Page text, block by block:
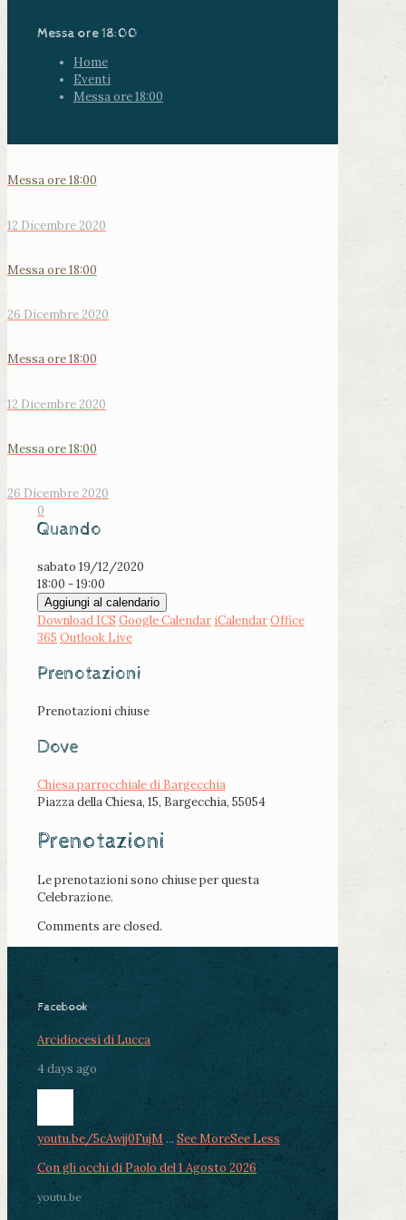
Messa ore 18:00
Home
Eventi
Messa ore 18:00
Messa ore 18:00
12 Dicembre 2020
Messa ore 18:00
26 Dicembre 2020
Messa ore 18:00
12 Dicembre 2020
Messa ore 18:00
26 Dicembre 2020
0
Quando
sabato 19/12/2020
18:00 - 19:00
Aggiungi al calendario
Download ICS Google Calendar iCalendarOffice
365 Outlook Live
Prenotazioni
Prenotazioni chiuse
Dove
Chiesa parrocchiale di Bargecchia
Piazza della Chiesa, 15, Bargecchia, 55054
Prenotazioni
Le prenotazioni sono chiuse per questa
Celebrazione.
Comments are closed.
Facebook
Arcidiocesi di Lucca
4 days ago
youtu.be/5cAwjj0FujM ... See MoreSee Less
Con gli occhi di Paolo del 1 Agosto 2026
youtu.be